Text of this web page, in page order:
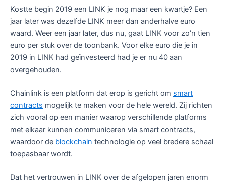
Kostte begin 2019 een LINK je nog maar een kwartje? Een
jaar later was dezelfde LINK meer dan anderhalve euro
waard. Weer een jaar later, dus nu, gaat LINK voor zo’n tien
euro per stuk over de toonbank. Voor elke euro die je in
2019 in LINK had geïnvesteerd had je er nu 40 aan
overgehouden.
Chainlink is een platform dat erop is gericht om smart
contracts mogelijk te maken voor de hele wereld. Zij richten
zich vooral op een manier waarop verschillende platforms
met elkaar kunnen communiceren via smart contracts,
waardoor de blockchain technologie op veel bredere schaal
toepasbaar wordt.
Dat het vertrouwen in LINK over de afgelopen jaren enorm